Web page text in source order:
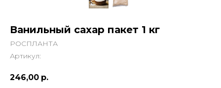
Ванильный сахар пакет 1 кг
РОСПЛАНТА
Артикул:
246,00 р.